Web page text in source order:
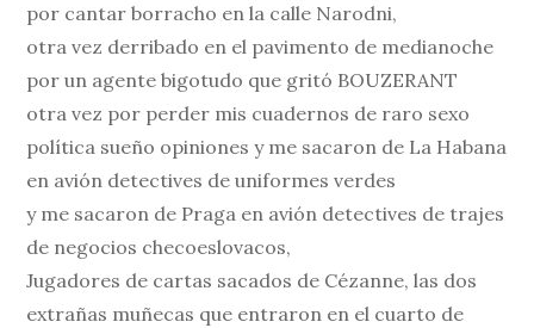
por cantar borracho en la calle Narodni,
otra vez derribado en el pavimento de medianoche
por un agente bigotudo que gritó BOUZERANT
otra vez por perder mis cuadernos de raro sexo
política sueño opiniones y me sacaron de La Habana
en avión detectives de uniformes verdes
y me sacaron de Praga en avión detectives de trajes
de negocios checoeslovacos,
Jugadores de cartas sacados de Cézanne, las dos
extrañas muñecas que entraron en el cuarto de